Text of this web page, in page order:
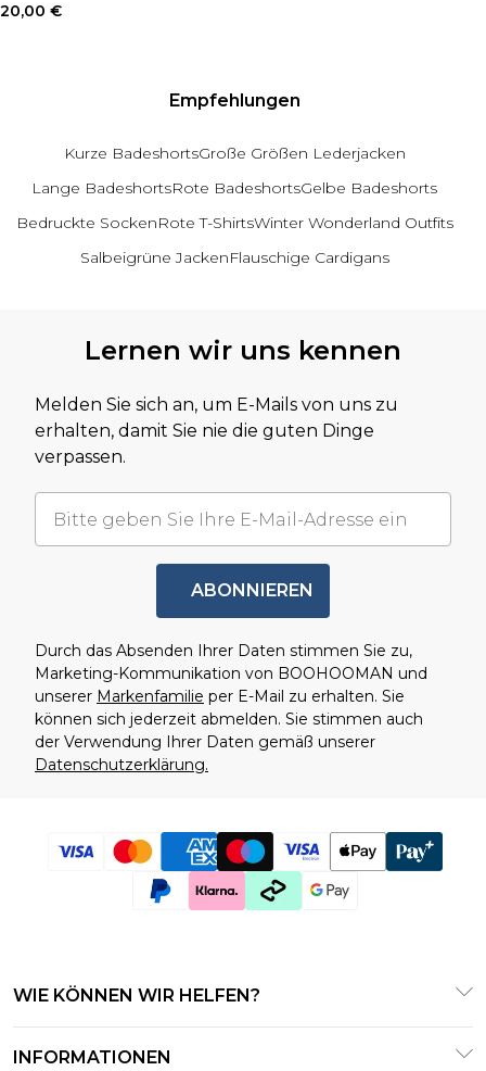
20,00 €
Empfehlungen
Kurze BadeshortsGroße Größen Lederjacken
Lange BadeshortsRote BadeshortsGelbe Badeshorts
Bedruckte SockenRote T-ShirtsWinter Wonderland Outfits
Salbeigrüne JackenFlauschige Cardigans
Lernen wir uns kennen
Melden Sie sich an, um E-Mails von uns zu
erhalten, damit Sie nie die guten Dinge
verpassen.
ABONNIEREN
Durch das Absenden Ihrer Daten stimmen Sie zu,
Marketing-Kommunikation von BOOHOOMAN und
unserer Markenfamilie per E-Mail zu erhalten. Sie
können sich jederzeit abmelden. Sie stimmen auch
der Verwendung Ihrer Daten gemäß unserer
Datenschutzerklärung.
WIE KÖNNEN WIR HELFEN?
INFORMATIONEN